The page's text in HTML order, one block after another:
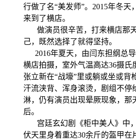
行做了名“美发师”。2015年冬天
来到了横店。
做演员很辛苦，打来横店那
己，既然选择了就得坚持。
2016年夏天，由闫东担纲总
横店拍摄，室外气温高达36摄氏
张立新在“战壕”里或躺或坐或背
汗流浃背、浑身滚烫，剧组不停
淋，仍有演员出现晕厥现象，那
后。
宫廷玄幻剧《柜中美人》中
伏天里身着重达30余斤的盔甲在